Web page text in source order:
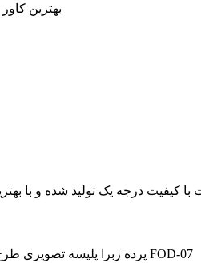
🌝🌚
پرده زبرا پلیسه تصویری طرح مرغ بریونی کد FOD-07